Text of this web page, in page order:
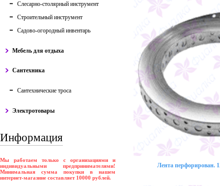
Слесарно-столярный инструмент
Строительный инструмент
Садово-огородный инвентарь
Мебель для отдыха
Сантехника
Сантехнические троса
Электротовары
Информация
Мы работаем только с организациями и
индивидуальными предпринимателями!
Минимальная сумма покупки в нашем
интернет-магазине составляет 10000 рублей.
Лента перфорирован.